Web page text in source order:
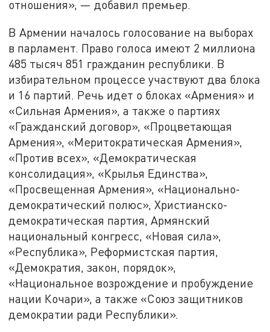
отношения», — добавил премьер.
В Армении началось голосование на выборах
в парламент. Право голоса имеют 2 миллиона
485 тысяч 851 гражданин республики. В
избирательном процессе участвуют два блока
и 16 партий. Речь идет о блоках «Армения» и
«Сильная Армения», а также о партиях
«Гражданский договор», «Процветающая
Армения», «Меритократическая Армения»,
«Против всех», «Демократическая
консолидация», «Крылья Единства»,
«Просвещенная Армения», «Национально-
демократический полюс», Христианско-
демократическая партия, Армянский
национальный конгресс, «Новая сила»,
«Республика», Реформистская партия,
«Демократия, закон, порядок»,
«Национальное возрождение и пробуждение
нации Кочари», а также «Союз защитников
демократии ради Республики».